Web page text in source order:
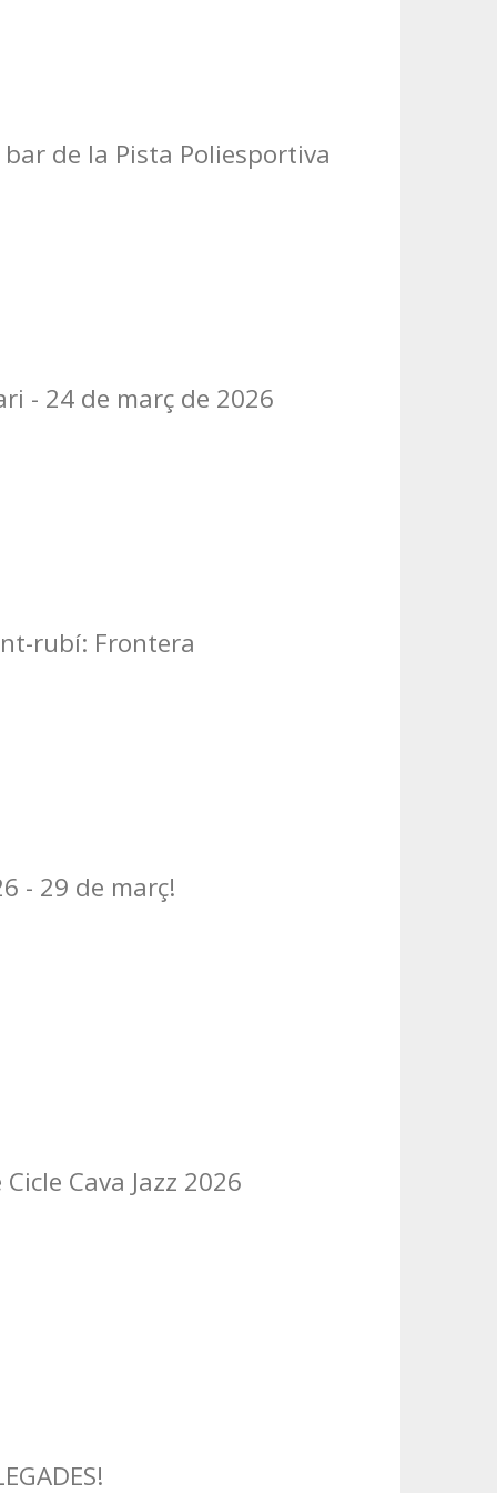
de la Pista Poliesportiva
- 24 de març de 2026
rubí: Frontera
- 29 de març!
Cava Jazz 2026